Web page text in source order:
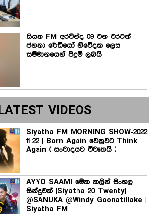
සියත FM අරවින්ද 09 වන වරටත්
ජනතා රේඩියෝ නිවේදක ලෙස
සම්මානයෙන් පිදුම් ලබයි
LATEST VIDEOS
Siyatha FM MORNING SHOW-2022
11 22 | Born Again වෙනුවට Think
Again ( සංවාදයට විවෘතයි )
AYYO SAAMI මේක කලින් සිංහල
සින්දුවක් |Siyatha 20 Twenty|
@SANUKA @Windy Goonatillake |
Siyatha FM